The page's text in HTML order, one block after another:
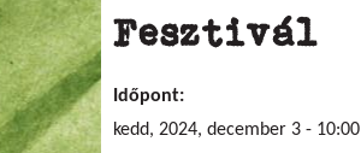
Fesztivál
Időpont:
kedd, 2024, december 3 - 10:00